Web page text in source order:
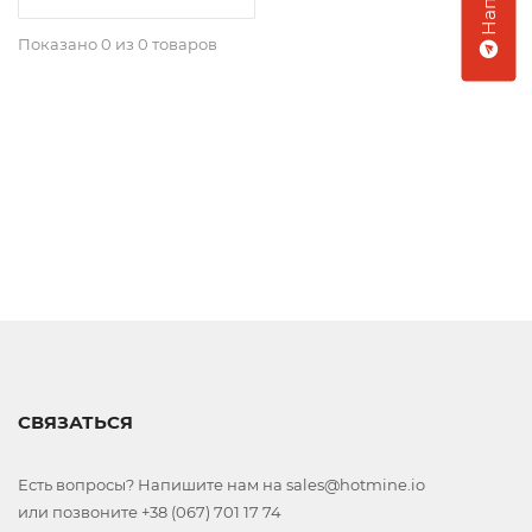
Показано 0 из 0 товаров
СВЯЗАТЬСЯ
Есть вопросы? Напишите нам на sales@hotmine.io
или позвоните +38 (067) 701 17 74